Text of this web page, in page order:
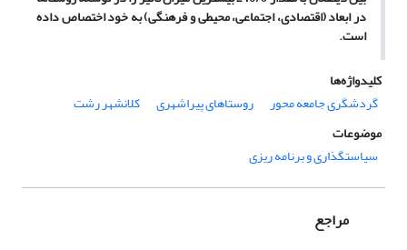
در ابعاد (اقتصادی، اجتماعی، محیطی و فرهنگی) به خود اختصاص داده
است.
کلیدواژه‌ها
گردشگری جامعه محور
روستاهای پیراشهری
کلانشهر رشت
موضوعات
سیاستگذاری و برنامه ریزی
مراجع